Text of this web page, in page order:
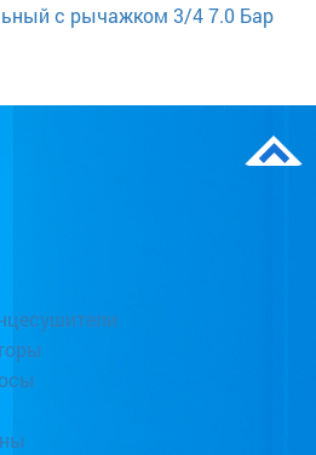
с рычажком 3/4 7.0 Бар